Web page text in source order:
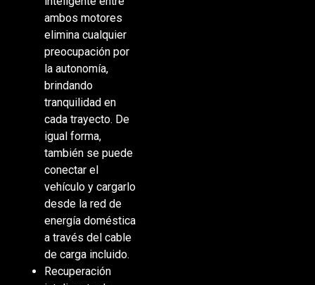
ambos motores
elimina cualquier
preocupación por
la autonomía,
brindando
tranquilidad en
cada trayecto. De
igual forma,
también se puede
conectar el
vehículo y cargarlo
desde la red de
energía doméstica
a través del cable
de carga incluido.
Recuperación